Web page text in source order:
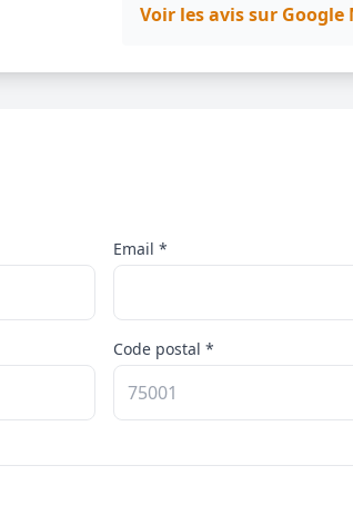
Voir les avis sur Google
Email *
Code postal *